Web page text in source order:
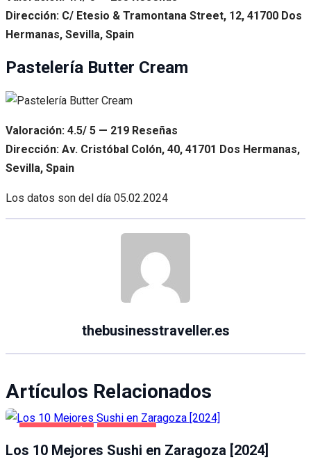
Dirección: C/ Etesio & Tramontana Street, 12, 41700 Dos
Hermanas, Sevilla, Spain
Pastelería Butter Cream
Valoración: 4.5/ 5 — 219 Reseñas
Dirección: Av. Cristóbal Colón, 40, 41701 Dos Hermanas,
Sevilla, Spain
Los datos son del día 05.02.2024
thebusinesstraveller.es
Artículos Relacionados
Los 10 Mejores Sushi en Zaragoza [2024]